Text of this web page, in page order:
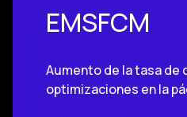
EMSFCM
Aumento de la tasa de
optimizaciones en la